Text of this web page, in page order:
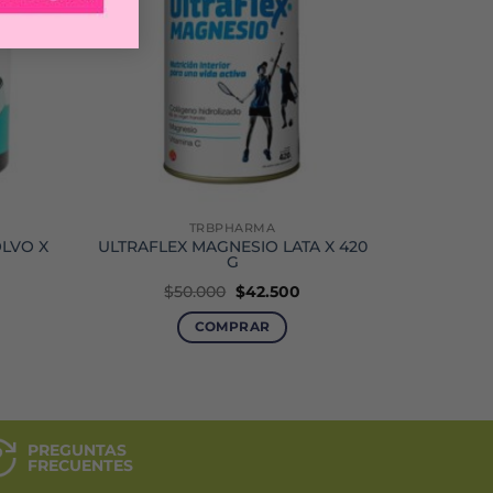
X
TRBPHARMA
ULTRAFLEX MAGNESIO LATA X 420
G
$50.000 El
precio
original
era:
$42.500El
COMPRAR
PREGUNTAS
FRECUENTES